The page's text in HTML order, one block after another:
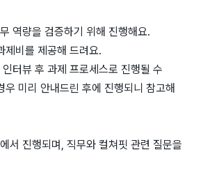
역량을 검증하기 위해 진행해요.
제비를 제공해 드려요.
터뷰 후 과제 프로세스로 진행될 수
우 미리 안내드린 후에 진행되니 참고해
서 진행되며, 직무와 컬쳐핏 관련 질문을